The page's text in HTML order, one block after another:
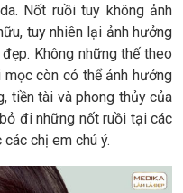
Nốt ruồi tuy không ảnh
tuy nhiên lại ảnh hưởng
Không những thế theo
còn có thể ảnh hưởng
tiền tài và phong thủy của
đi những nốt ruồi tại các
chị em chú ý.